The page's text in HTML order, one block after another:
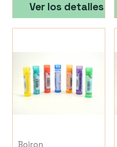
Ver los detalles
Boiron